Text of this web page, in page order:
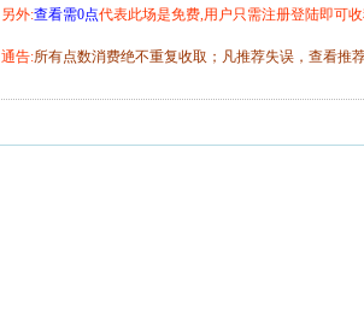
另外:查看需0点代表此场是免费,用户只需注册登陆即可收
通告:所有点数消费绝不重复收取；凡推荐失误，查看推